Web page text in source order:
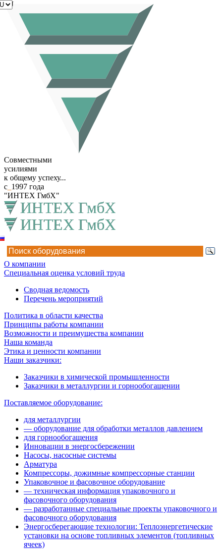
Совместными
усилиями
к общему успеху...
с 1997 года
"ИНТЕХ ГмбХ"
RU
О компании
Специальная оценка условий труда
Сводная ведомость
Перечень мероприятий
Политика в области качества
Принципы работы компании
Возможности и преимущества компании
Наша команда
Этика и ценности компании
Наши заказчики:
Заказчики в химической промышленности
Заказчики в металлургии и горнообогащении
Поставляемое оборудование:
для металлургии
— оборудование для обработки металлов давлением
для горнообогащения
Инновации в энергосбережении
Насосы, насосные системы
Арматура
Компрессоры, дожимные компрессорные станции
Упаковочное и фасовочное оборудование
— техническая информация упаковочного и
фасовочного оборудования
— разработанные специальные проекты упаковочного и
фасовочного оборудования
Энергосберегающие технологии: Теплоэнергетические
установки на основе топливных элементов (топливных
ячеек)